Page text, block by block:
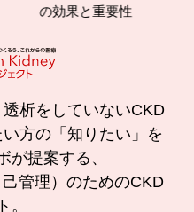
の効果と重要性
析をしていないCKD
方の「知りたい」を
が提案する、
管理）のためのCKD
。